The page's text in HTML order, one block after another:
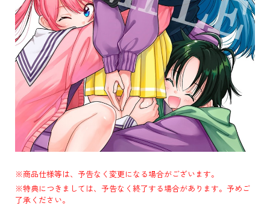
※商品仕様等は、予告なく変更になる場合がございます。
※特典につきましては、予告なく終了する場合があります。予めご
了承ください。